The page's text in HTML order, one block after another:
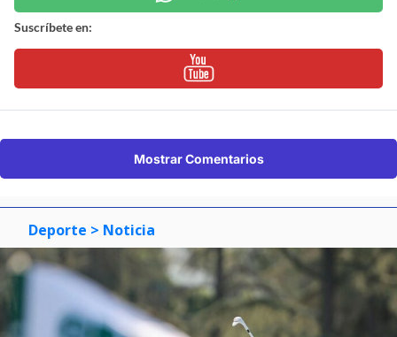
Suscríbete en:
Mostrar Comentarios
Deporte > Noticia